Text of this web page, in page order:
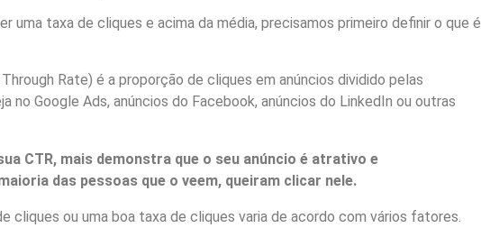
uma taxa de cliques e acima da média, precisamos primeiro definir o que é
Rate) é a proporção de cliques em anúncios dividido pelas
no Google Ads, anúncios do Facebook, anúncios do LinkedIn ou outras
CTR, mais demonstra que o seu anúncio é atrativo e
das pessoas que o veem, queiram clicar nele.
cliques ou uma boa taxa de cliques varia de acordo com vários fatores.